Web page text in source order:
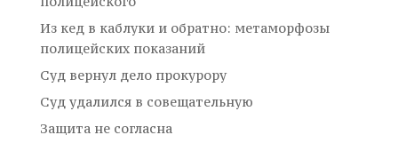
Из кед в каблуки и обратно: метаморфозы
полицейских показаний
Суд вернул дело прокурору
Суд удалился в совещательную
Защита не согласна